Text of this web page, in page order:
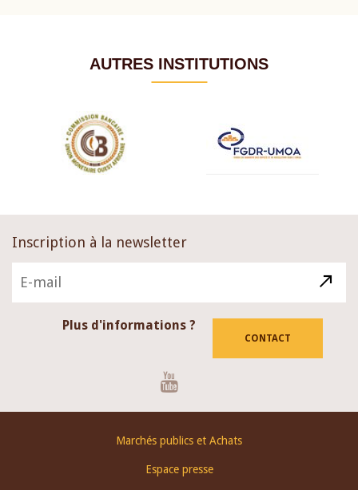
AUTRES INSTITUTIONS
Inscription à la newsletter
Plus d'informations ?
CONTACT
Marchés publics et Achats
Espace presse